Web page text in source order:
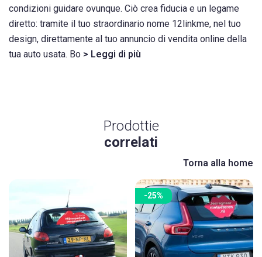
condizioni guidare ovunque. Ciò crea fiducia e un legame
diretto: tramite il tuo straordinario nome 12linkme, nel tuo
design, direttamente al tuo annuncio di vendita online della
tua auto usata. Bo > Leggi di più
Prodottie
correlati
Torna alla home
-25%